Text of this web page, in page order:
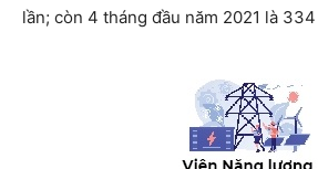
lần; còn 4 tháng đầu năm 2021 là 334